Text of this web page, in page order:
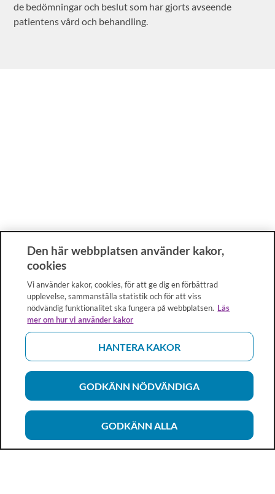
de bedömningar och beslut som har gjorts avseende
patientens vård och behandling.
Den här webbplatsen använder kakor,
cookies
Vi använder kakor, cookies, för att ge dig en förbättrad
upplevelse, sammanställa statistik och för att viss
nödvändig funktionalitet ska fungera på webbplatsen. Läs
mer om hur vi använder kakor
HANTERA KAKOR
GODKÄNN NÖDVÄNDIGA
GODKÄNN ALLA